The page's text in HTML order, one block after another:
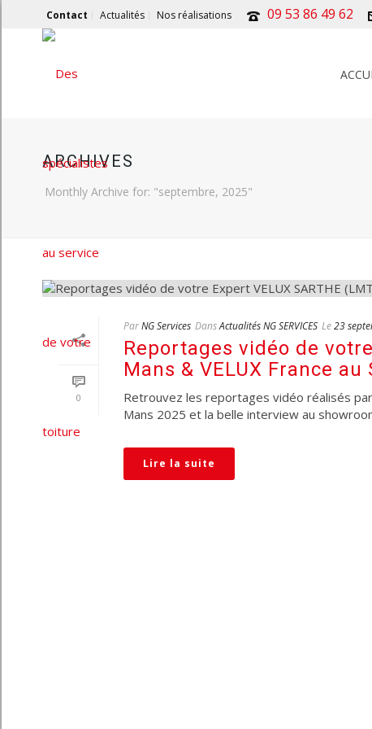
Contact Actualités Nos réalisations 09 53 86 49 62
ARCHIVES
Monthly Archive for: "septembre, 2025"
0
ParNG Services DansActualités NG SERVICES Le23
Reportages vidéo de
Mans & VELUX France au
Retrouvez les reportages vidéo réalisés par
Mans 2025 et la belle interview au
Lire la suite